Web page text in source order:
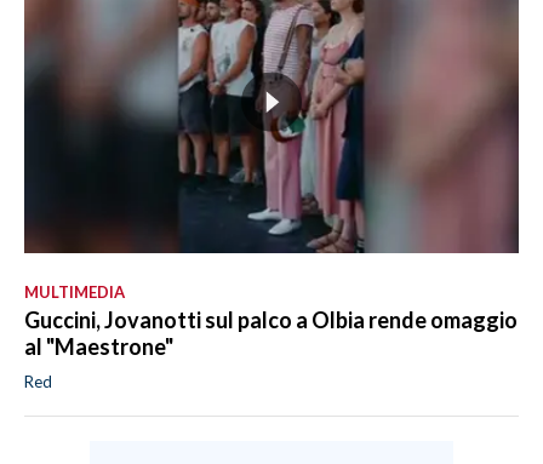
MULTIMEDIA
Guccini, Jovanotti sul palco a Olbia rende omaggio
al "Maestrone"
Red